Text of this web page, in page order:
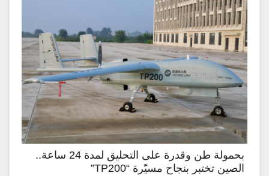
بحمولة طن وقدرة على التحليق لمدة 24 ساعة..
الصين تختبر بنجاح مسيّرة “TP200”